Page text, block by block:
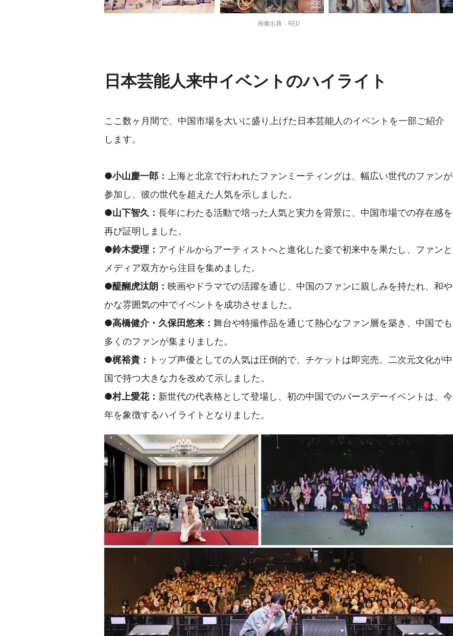
画像出典：RED
日本芸能人来中イベントのハイライト
ここ数ヶ月間で、中国市場を大いに盛り上げた日本芸能人のイベントを一部ご紹介
します。
●小山慶一郎：上海と北京で行われたファンミーティングは、幅広い世代のファンが
参加し、彼の世代を超えた人気を示しました。
●山下智久：長年にわたる活動で培った人気と実力を背景に、中国市場での存在感を
再び証明しました。
●鈴木愛理： アイドルからアーティストへと進化した姿で初来中を果たし、ファンと
メディア双方から注目を集めました。
●醍醐虎汰朗： 映画やドラマでの活躍を通じ、中国のファンに親しみを持たれ、和や
かな雰囲気の中でイベントを成功させました。
●高橋健介・久保田悠来： 舞台や特撮作品を通じて熱心なファン層を築き、中国でも
多くのファンが集まりました。
●梶裕貴：
トップ声優としての人気は圧倒的で、チケットは即完売。二次元文化が中
国で持つ大きな力を改めて示しました。
●村上愛花： 新世代の代表格として登場し、初の中国でのバースデーイベントは、今
年を象徴するハイライトとなりました。